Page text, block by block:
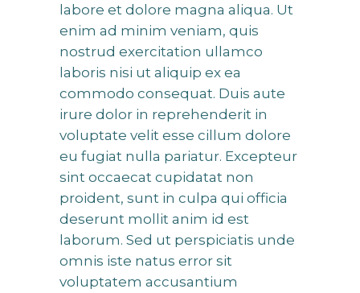
labore et dolore magna aliqua. Ut
enim ad minim veniam, quis
nostrud exercitation ullamco
laboris nisi ut aliquip ex ea
commodo consequat. Duis aute
irure dolor in reprehenderit in
voluptate velit esse cillum dolore
eu fugiat nulla pariatur. Excepteur
sint occaecat cupidatat non
proident, sunt in culpa qui officia
deserunt mollit anim id est
laborum. Sed ut perspiciatis unde
omnis iste natus error sit
voluptatem accusantium